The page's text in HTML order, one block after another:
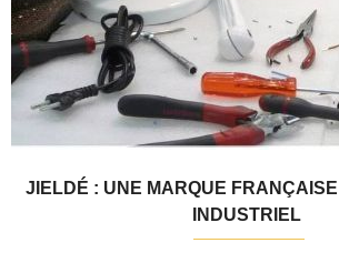
JIELDÉ : UNE MARQUE
INDUSTRIEL